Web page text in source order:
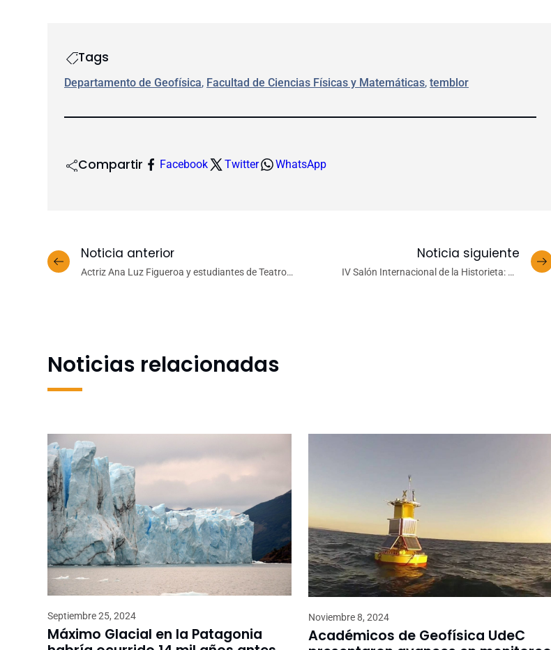
Tags
Departamento de Geofísica, Facultad de Ciencias Físicas y Matemáticas, temblor
Compartir Facebook Twitter WhatsApp
Noticia anterior
Actriz Ana Luz Figueroa y estudiantes de Teatro
Noticia siguiente
IV Salón Internacional de la Historieta: Un
Noticias relacionadas
Septiembre 25, 2024
Máximo Glacial en la Patagonia
Noviembre 8, 2024
Académicos de Geofísica UdeC